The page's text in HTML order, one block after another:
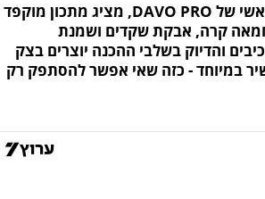
חן כהן, הקונדיטור הראשי של DAVO PRO, מציג מתכון מוקפד
חמאה קרה, אבקת שקדים ושמנת
והדיוק בשלבי ההכנה יוצרים בצק
במיוחד - כזה שאי אפשר להסתפק רק